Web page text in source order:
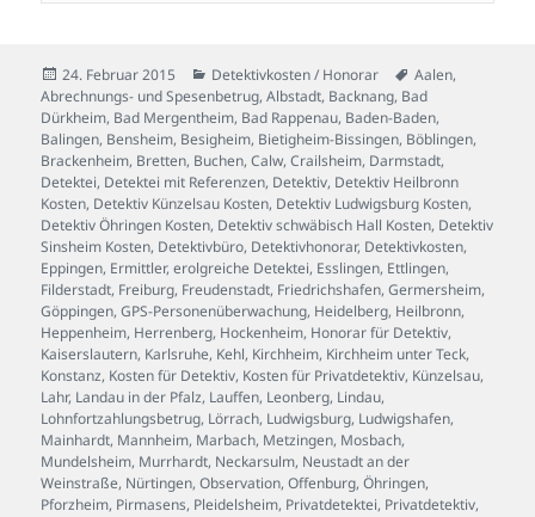
Veröffentlicht
am
24. Februar 2015 Kategorien
Detektivkosten / Honorar Schlagwörter
Aalen,
Abrechnungs- und Spesenbetrug,Albstadt, Backnang, Bad
Dürkheim, Bad Mergentheim, Bad Rappenau, Baden-Baden,
Balingen, Bensheim, Besigheim, Bietigheim-Bissingen, Böblingen,
Brackenheim, Bretten, Buchen,Calw,Crailsheim, Darmstadt,
Detektei, Detektei mit Referenzen, Detektiv, Detektiv Heilbronn
Kosten, Detektiv Künzelsau Kosten, Detektiv Ludwigsburg Kosten,
Detektiv Öhringen Kosten, Detektiv schwäbisch Hall Kosten, Detektiv
Sinsheim Kosten, Detektivbüro, Detektivhonorar, Detektivkosten,
Eppingen, Ermittler,erolgreiche Detektei, Esslingen, Ettlingen,
Filderstadt, Freiburg, Freudenstadt, Friedrichshafen,Germersheim,
Göppingen,GPS-Personenüberwachung, Heidelberg, Heilbronn,
Heppenheim, Herrenberg, Hockenheim, Honorar für Detektiv,
Kaiserslautern, Karlsruhe, Kehl, Kirchheim, Kirchheim unter Teck,
Konstanz, Kosten für Detektiv, Kosten für Privatdetektiv, Künzelsau,
Lahr, Landau in der Pfalz, Lauffen, Leonberg, Lindau,
Lohnfortzahlungsbetrug, Lörrach, Ludwigsburg, Ludwigshafen,
Mainhardt, Mannheim, Marbach, Metzingen, Mosbach,
Mundelsheim, Murrhardt, Neckarsulm, Neustadt an der
Weinstraße, Nürtingen,Observation,Offenburg,Öhringen,
Pforzheim, Pirmasens, Pleidelsheim, Privatdetektei, Privatdetektiv,